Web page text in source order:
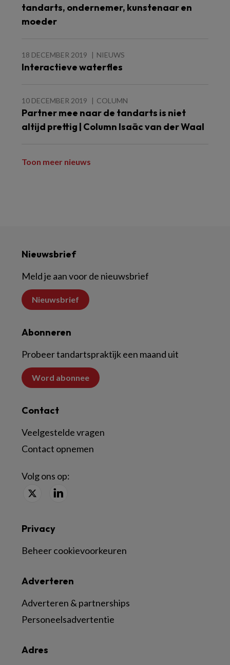
tandarts, ondernemer, kunstenaar en
moeder
18 DECEMBER 2019 NIEUWS
Interactieve waterfles
10 DECEMBER 2019 COLUMN
Partner mee naar de tandarts is niet
altijd prettig | Column Isaäc van der Waal
Toon meer nieuws
Nieuwsbrief
Meld je aan voor de nieuwsbrief
Nieuwsbrief
Abonneren
Probeer tandartspraktijk een maand uit
Word abonnee
Contact
Veelgestelde vragen
Contact opnemen
Volg ons op:
Adres
Adverteren
Adverteren & partnerships
Personeelsadvertentie
Privacy
Beheer cookievoorkeuren